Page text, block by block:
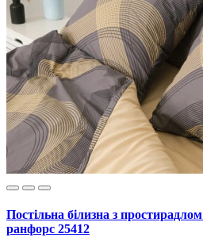
Постільна білизна з
ранфорс 25412